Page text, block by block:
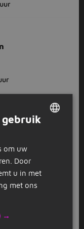
>
in
gebruik
om uw
Door
u in met
met ons
→